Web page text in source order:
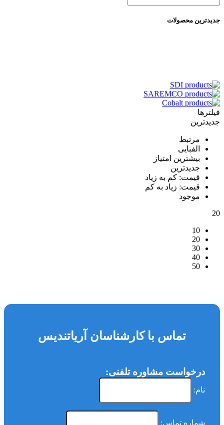
جدیدترین محصولات
فیلترها
جدیدترین
مرتبط
الفبایی
بیشترین امتیاز
جدیدترین
قیمت: کم به زیاد
قیمت: زیاد به کم
موجود
20
10
20
30
40
50
تماس با کارشناسان آریاتندیس
درخواست مشاوره تلفنی:
نام:
شماره تماس: